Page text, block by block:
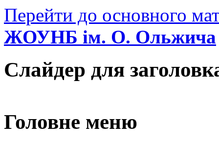
Перейти до основного
ЖОУНБ ім. О. Ольжича
Слайдер для
Головне меню